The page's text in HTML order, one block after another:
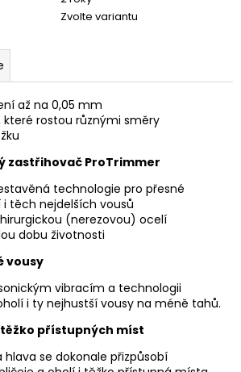
Zvolte variantu
až na 0,05 mm
které rostou různými směry
zastřihovač ProTrimmer
technologie pro přesné
i těch nejdelších vousů
(nerezovou) ocelí
dobu životnosti
vousy
vibracím a technologii
i ty nejhustší vousy na méně tahů.
přístupných míst
hlava se dokonale přizpůsobí